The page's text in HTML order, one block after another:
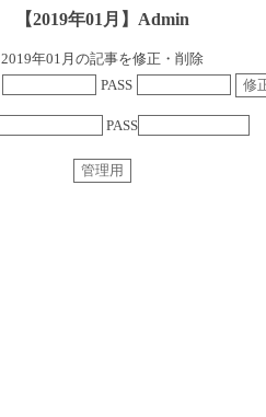
【2019年01月】Admin
2019年01月の記事を修正・削除
PASS
PASS